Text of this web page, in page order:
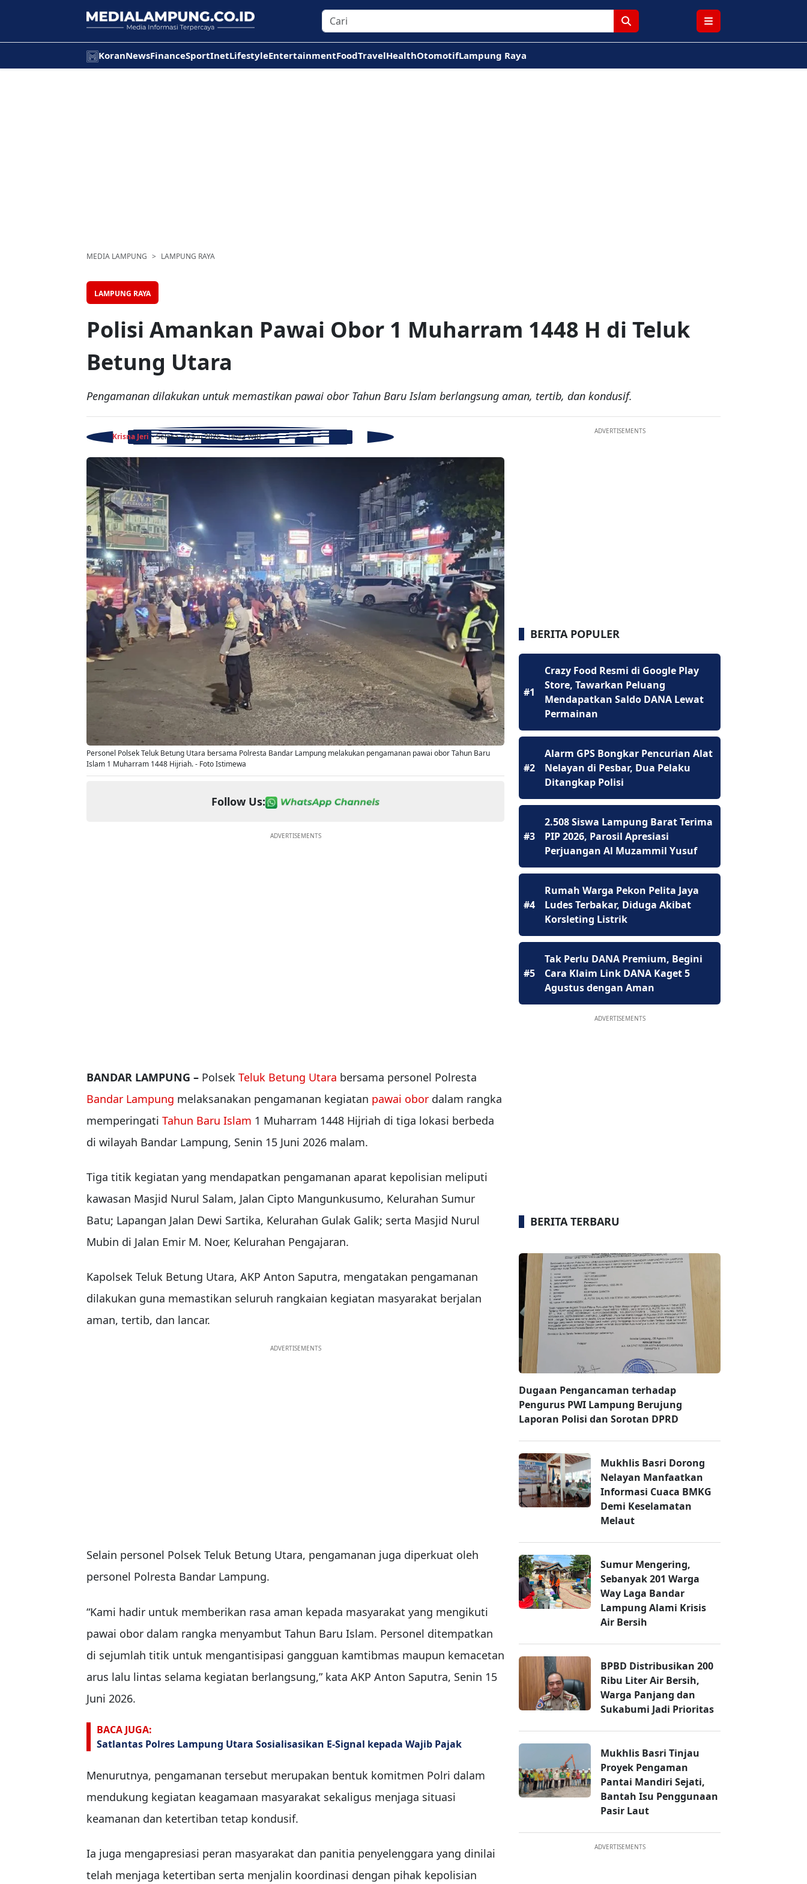
KoranNewsFinanceSportInetLifestyleEntertainmentFoodTravelHealthOtomotifLampung Raya
MEDIA LAMPUNG LAMPUNG RAYA
LAMPUNG RAYA
Polisi Amankan Pawai Obor 1 Muharram 1448 H di Teluk
Betung Utara
Pengamanan dilakukan untuk memastikan pawai obor Tahun Baru Islam berlangsung aman, tertib, dan kondusif.
Krisna Jeri - Selasa, 16 Jun 2026 - 16:42 WIB
Personel Polsek Teluk Betung Utara bersama Polresta Bandar Lampung melakukan pengamanan pawai obor Tahun Baru
Islam 1 Muharram 1448 Hijriah. - Foto Istimewa
Follow Us:
ADVERTISEMENTS
BANDAR LAMPUNG – Polsek Teluk Betung Utara bersama personel Polresta
Bandar Lampung melaksanakan pengamanan kegiatan pawai obor dalam rangka
memperingati Tahun Baru Islam 1 Muharram 1448 Hijriah di tiga lokasi berbeda
di wilayah Bandar Lampung, Senin 15 Juni 2026 malam.
Tiga titik kegiatan yang mendapatkan pengamanan aparat kepolisian meliputi
kawasan Masjid Nurul Salam, Jalan Cipto Mangunkusumo, Kelurahan Sumur
Batu; Lapangan Jalan Dewi Sartika, Kelurahan Gulak Galik; serta Masjid Nurul
Mubin di Jalan Emir M. Noer, Kelurahan Pengajaran.
Kapolsek Teluk Betung Utara, AKP Anton Saputra, mengatakan pengamanan
dilakukan guna memastikan seluruh rangkaian kegiatan masyarakat berjalan
aman, tertib, dan lancar.
ADVERTISEMENTS
Selain personel Polsek Teluk Betung Utara, pengamanan juga diperkuat oleh
personel Polresta Bandar Lampung.
“Kami hadir untuk memberikan rasa aman kepada masyarakat yang mengikuti
pawai obor dalam rangka menyambut Tahun Baru Islam. Personel ditempatkan
di sejumlah titik untuk mengantisipasi gangguan kamtibmas maupun kemacetan
arus lalu lintas selama kegiatan berlangsung,” kata AKP Anton Saputra, Senin 15
Juni 2026.
BACA JUGA:
Satlantas Polres Lampung Utara Sosialisasikan E-Signal kepada Wajib Pajak
Menurutnya, pengamanan tersebut merupakan bentuk komitmen Polri dalam
mendukung kegiatan keagamaan masyarakat sekaligus menjaga situasi
keamanan dan ketertiban tetap kondusif.
Ia juga mengapresiasi peran masyarakat dan panitia penyelenggara yang dinilai
telah menjaga ketertiban serta menjalin koordinasi dengan pihak kepolisian
ADVERTISEMENTS
BERITA POPULER
#1
Crazy Food Resmi di Google Play
Store, Tawarkan Peluang
Mendapatkan Saldo DANA Lewat
Permainan
#2
Alarm GPS Bongkar Pencurian Alat
Nelayan di Pesbar, Dua Pelaku
Ditangkap Polisi
#3
2.508 Siswa Lampung Barat Terima
PIP 2026, Parosil Apresiasi
Perjuangan Al Muzammil Yusuf
#4
Rumah Warga Pekon Pelita Jaya
Ludes Terbakar, Diduga Akibat
Korsleting Listrik
#5
Tak Perlu DANA Premium, Begini
Cara Klaim Link DANA Kaget 5
Agustus dengan Aman
ADVERTISEMENTS
BERITA TERBARU
Dugaan Pengancaman terhadap
Pengurus PWI Lampung Berujung
Laporan Polisi dan Sorotan DPRD
Mukhlis Basri Dorong
Nelayan Manfaatkan
Informasi Cuaca BMKG
Demi Keselamatan
Melaut
Sumur Mengering,
Sebanyak 201 Warga
Way Laga Bandar
Lampung Alami Krisis
Air Bersih
BPBD Distribusikan 200
Ribu Liter Air Bersih,
Warga Panjang dan
Sukabumi Jadi Prioritas
Mukhlis Basri Tinjau
Proyek Pengaman
Pantai Mandiri Sejati,
Bantah Isu Penggunaan
Pasir Laut
ADVERTISEMENTS